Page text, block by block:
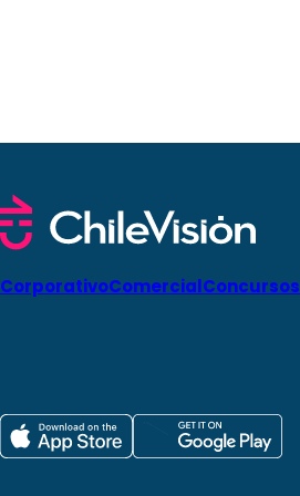
CorporativoComercialConcursos